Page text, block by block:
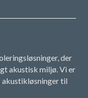
der
akustisk miljø. Vi er
akustikløsninger til